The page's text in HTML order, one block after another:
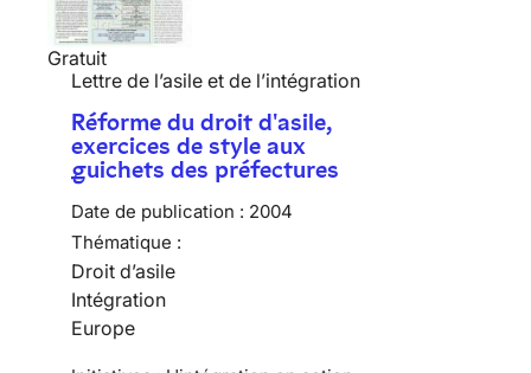
Gratuit
Lettre de l’asile et de l’intégration
Réforme du droit d'asile,
exercices de style aux
guichets des préfectures
Date de publication : 2004
Thématique :
Droit d’asile
Intégration
Europe